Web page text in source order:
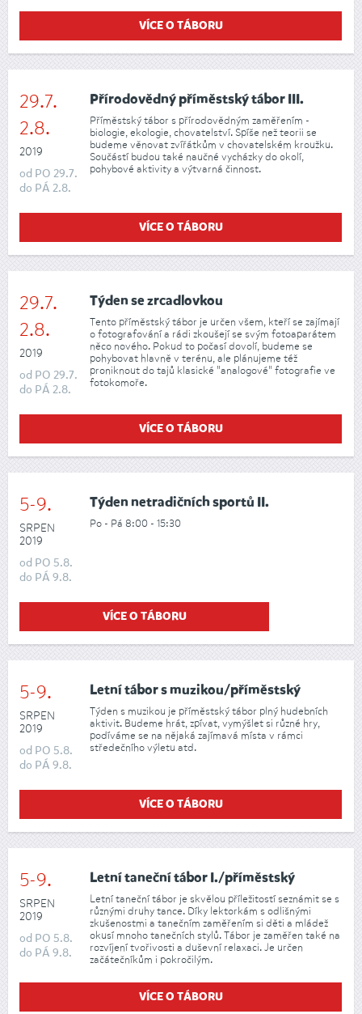
VÍCE O TÁBORU
29.7.
2.8.
2019
od PO 29.7.
do PÁ 2.8.
Přírodovědný příměstský tábor III.
Příměstský tábor s přírodovědným zaměřením -
biologie, ekologie, chovatelství. Spíše než teorii se
budeme věnovat zvířátkům v chovatelském kroužku.
Součástí budou také naučné vycházky do okolí,
pohybové aktivity a výtvarná činnost.
VÍCE O TÁBORU
29.7.
2.8.
2019
od PO 29.7.
do PÁ 2.8.
Týden se zrcadlovkou
Tento příměstský tábor je určen všem, kteří se zajímají
o fotografování a rádi zkoušejí se svým fotoaparátem
něco nového. Pokud to počasí dovolí, budeme se
pohybovat hlavně v terénu, ale plánujeme též
proniknout do tajů klasické "analogové" fotografie ve
fotokomoře.
VÍCE O TÁBORU
5-9.
SRPEN
2019
od PO 5.8.
do PÁ 9.8.
Týden netradičních sportů II.
Po - Pá 8:00 - 15:30
VÍCE O TÁBORU
5-9.
SRPEN
2019
od PO 5.8.
do PÁ 9.8.
Letní tábor s muzikou/příměstský
Týden s muzikou je příměstský tábor plný hudebních
aktivit. Budeme hrát, zpívat, vymýšlet si různé hry,
podíváme se na nějaká zajímavá místa v rámci
středečního výletu atd.
VÍCE O TÁBORU
5-9.
SRPEN
2019
od PO 5.8.
do PÁ 9.8.
Letní taneční tábor I./příměstský
Letní taneční tábor je skvělou příležitostí seznámit se s
různými druhy tance. Díky lektorkám s odlišnými
zkušenostmi a tanečním zaměřením si děti a mládež
okusí mnoho tanečních stylů. Tábor je zaměřen také na
rozvíjení tvořivosti a duševní relaxaci. Je určen
začátečníkům i pokročilým.
VÍCE O TÁBORU